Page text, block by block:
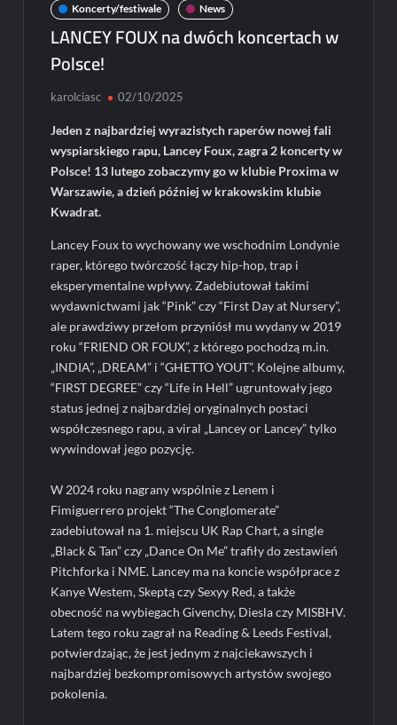
Koncerty/festiwale News
LANCEY FOUX na dwóch koncertach w
Polsce!
karolciasc 02/10/2025
Jeden z najbardziej wyrazistych raperów nowej fali
wyspiarskiego rapu, Lancey Foux, zagra 2 koncerty w
Polsce! 13 lutego zobaczymy go w klubie Proxima w
Warszawie, a dzień później w krakowskim klubie
Kwadrat.
Lancey Foux to wychowany we wschodnim Londynie
raper, którego twórczość łączy hip-hop, trap i
eksperymentalne wpływy. Zadebiutował takimi
wydawnictwami jak “Pink” czy “First Day at Nursery”,
ale prawdziwy przełom przyniósł mu wydany w 2019
roku “FRIEND OR FOUX”, z którego pochodzą m.in.
„INDIA”, „DREAM” i “GHETTO YOUT”. Kolejne albumy,
“FIRST DEGREE” czy “Life in Hell” ugruntowały jego
status jednej z najbardziej oryginalnych postaci
współczesnego rapu, a viral „Lancey or Lancey” tylko
wywindował jego pozycję.
W 2024 roku nagrany wspólnie z Lenem i
Fimiguerrero projekt “The Conglomerate”
zadebiutował na 1. miejscu UK Rap Chart, a single
„Black & Tan” czy „Dance On Me” trafiły do zestawień
Pitchforka i NME. Lancey ma na koncie współprace z
Kanye Westem, Skeptą czy Sexyy Red, a także
obecność na wybiegach Givenchy, Diesla czy MISBHV.
Latem tego roku zagrał na Reading & Leeds Festival,
potwierdzając, że jest jednym z najciekawszych i
najbardziej bezkompromisowych artystów swojego
pokolenia.